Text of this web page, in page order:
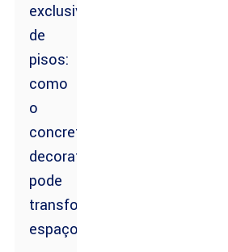
exclusivas
de
pisos:
como
o
concreto
decorativo
pode
transformar
espaços